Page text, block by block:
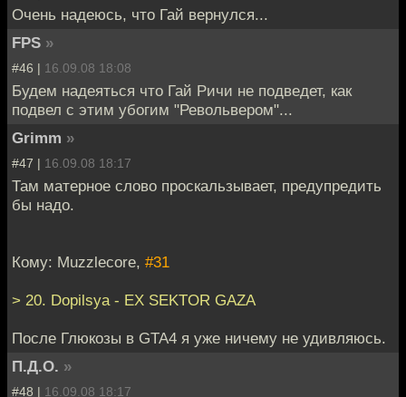
Очень надеюсь, что Гай вернулся...
FPS »
#46 | 16.09.08 18:08
Будем надеяться что Гай Ричи не подведет, как
подвел с этим убогим "Револьвером"...
Grimm »
#47 | 16.09.08 18:17
Там матерное слово проскальзывает, предупредить
бы надо.
Кому: Muzzlecore, #31
> 20. Dopilsya - EX SEKTOR GAZA
После Глюкозы в GTA4 я уже ничему не удивляюсь.
П.Д.О. »
#48 | 16.09.08 18:17